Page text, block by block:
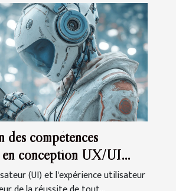
compétences
en conception UX/UI
(UI) et l'expérience utilisateur